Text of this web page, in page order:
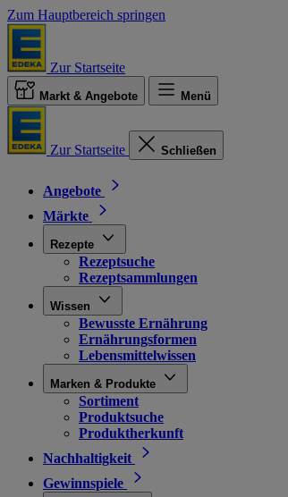
Zum Hauptbereich springen
Zur Startseite
Markt & Angebote Menü
Zur Startseite Schließen
Angebote
Märkte
Rezepte
Rezeptsuche
Rezeptsammlungen
Wissen
Bewusste Ernährung
Ernährungsformen
Lebensmittelwissen
Marken & Produkte
Sortiment
Produktsuche
Produktherkunft
Nachhaltigkeit
Gewinnspiele